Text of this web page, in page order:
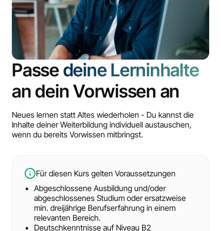
Passedeine Lerninhalte
an dein Vorwissen an
Neues lernen statt Altes wiederholen - Du kannst die
Inhalte deiner Weiterbildung individuell austauschen,
wenn du bereits Vorwissen mitbringst.
Für diesen Kurs gelten Voraussetzungen
Abgeschlossene Ausbildung und/oder
abgeschlossenes Studium oder ersatzweise
min. dreijährige Berufserfahrung in einem
relevanten Bereich.
Deutschkenntnisse auf Niveau B2